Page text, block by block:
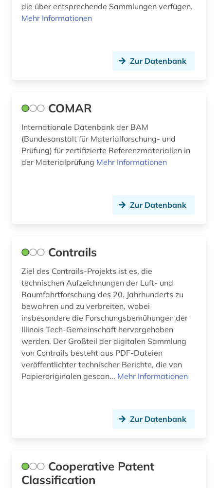
stahl (2)
suchmaschine (1)
technik (4)
textiltechnology (1)
transport (2)
united states patent and trademark office (1)
unternehmen (1)
urbane mobilität (1)
usa (1)
verkehrsführung (2)
verkehrsplanung (2)
die über entsprechende Sammlungen verfügen.
Mehr Informationen
Zur Datenbank
COMAR
Internationale Datenbank der BAM
(Bundesanstalt für Materialforschung- und
Prüfung) für zertifizierte Referenzmaterialien in
der Materialprüfung Mehr Informationen
Zur Datenbank
Contrails
Ziel des Contrails-Projekts ist es, die
technischen Aufzeichnungen der Luft- und
Raumfahrtforschung des 20. Jahrhunderts zu
bewahren und zu verbreiten, wobei
insbesondere die Forschungsbemühungen der
Illinois Tech-Gemeinschaft hervorgehoben
werden. Der Großteil der digitalen Sammlung
von Contrails besteht aus PDF-Dateien
veröffentlichter technischer Berichte, die von
Papieroriginalen gescan... Mehr Informationen
Zur Datenbank
Cooperative Patent
Classification